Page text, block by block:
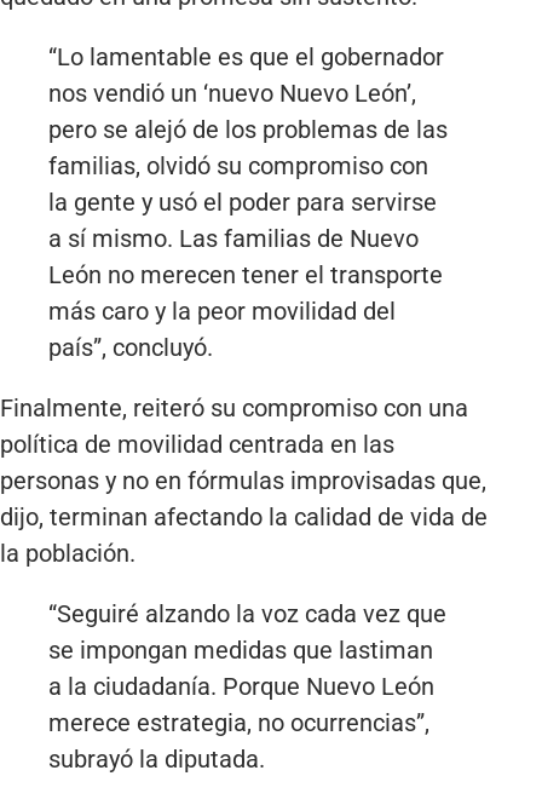
“Lo lamentable es que el gobernador
nos vendió un ‘nuevo Nuevo León’,
pero se alejó de los problemas de las
familias, olvidó su compromiso con
la gente y usó el poder para servirse
a sí mismo. Las familias de Nuevo
León no merecen tener el transporte
más caro y la peor movilidad del
país”, concluyó.
Finalmente, reiteró su compromiso con una
política de movilidad centrada en las
personas y no en fórmulas improvisadas que,
dijo, terminan afectando la calidad de vida de
la población.
“Seguiré alzando la voz cada vez que
se impongan medidas que lastiman
a la ciudadanía. Porque Nuevo León
merece estrategia, no ocurrencias”,
subrayó la diputada.